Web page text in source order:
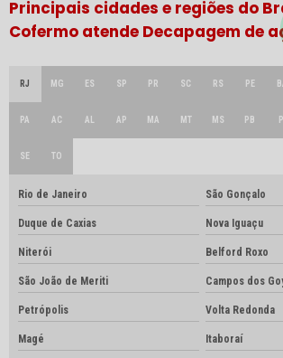
Principais cidades e regiões do
Cofermo atende Decapagem de
RJ MG ES SP PR SC RS PE
PA AC AL AP MA MT MS PB PI
SE TO
Rio de Janeiro São Gonçalo
Duque de Caxias Nova Iguaçu
Niterói Belford Roxo
São João de Meriti Campos dos
Petrópolis Volta Redonda
Magé Itaboraí